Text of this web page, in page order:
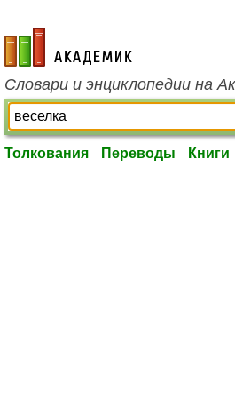
academic.ru
Словари и энциклопедии на
Толкования Переводы Книги